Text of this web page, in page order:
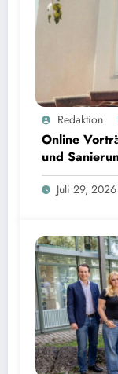
Online Vorträge zu
Redaktion
Online
und
Juli 29, 2026